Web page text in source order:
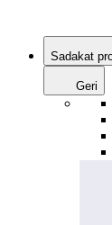
Sadakat
Geri